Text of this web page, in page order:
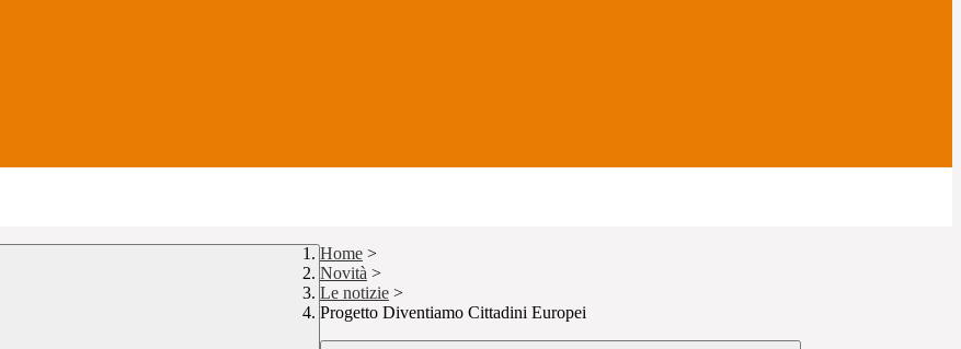
Home >
Novità >
Le notizie >
Progetto Diventiamo Cittadini Europei